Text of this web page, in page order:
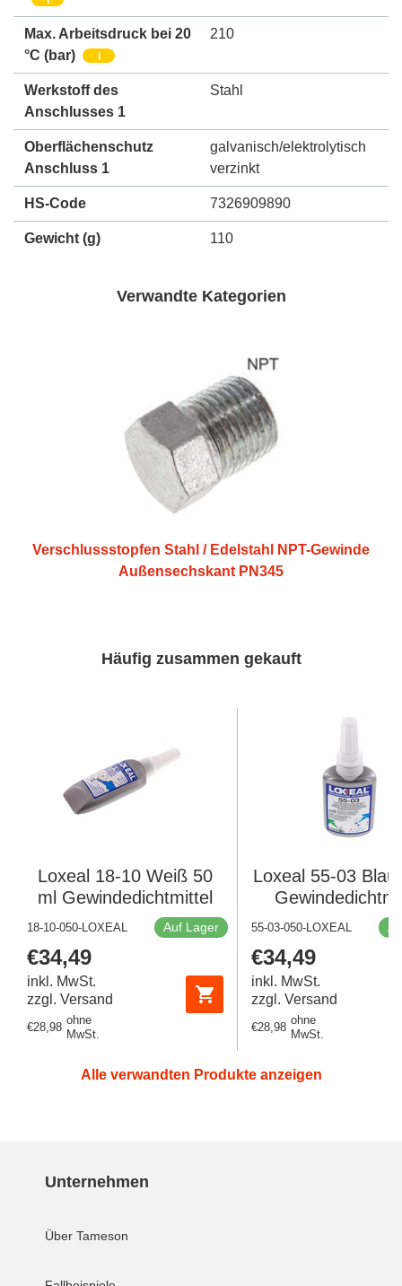
Max. Arbeitsdruck bei 20
°C (bar)
i
210
Werkstoff des
Anschlusses 1
Stahl
Oberflächenschutz
Anschluss 1
galvanisch/elektrolytisch
verzinkt
HS-Code 7326909890
Gewicht (g) 110
Verwandte Kategorien
Verschlussstopfen Stahl / Edelstahl NPT-Gewinde
Außensechskant PN345
Häufig zusammen gekauft
Loxeal 18-10 Weiß 50
ml Gewindedichtmittel
18-10-050-LOXEAL Auf Lager
Regulärer
Preis
€34,49
inkl. MwSt.
zzgl. Versand
Regulärer
€28,98
ohne
MwSt.
Loxeal 55-03 Blau
55-03-050-LOXEAL
Regulärer
Preis
€34,49
inkl. MwSt.
zzgl. Versand
Regulärer
€28,98
ohne
MwSt.
Alle verwandten Produkte anzeigen
Unternehmen
Über Tameson